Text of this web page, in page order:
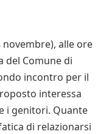
novembre), alle ore
del Comune di
incontro per il
interessa
i genitori. Quante
di relazionarsi